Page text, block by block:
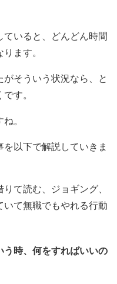
いると、どんどん時間
ます。
そういう状況なら、と
す。
。
以下で解説していきま
て読む、ジョギング、
て無職でもやれる行動
時、何をすればいいの